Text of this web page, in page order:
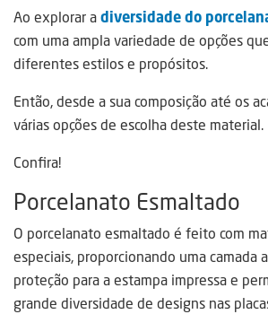
Ao explorar adiversidade do
com uma ampla variedade de opções
diferentes estilos e propósitos.
Então, desde a sua composição até os
várias opções de escolha deste material.
Confira!
Porcelanato Esmaltado
O porcelanato esmaltado é feito com
especiais, proporcionando uma camada
proteção para a estampa impressa e
grande diversidade de designs nas